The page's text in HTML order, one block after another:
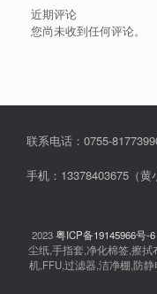
近期评论
您尚未收到任何评论。
联系电话：0755-
手机：13378403675（黄
2023粤ICP备19145966号-6
尘纸,手指套,净化棉签,擦
机,FFU,过滤器,洁净棚,防